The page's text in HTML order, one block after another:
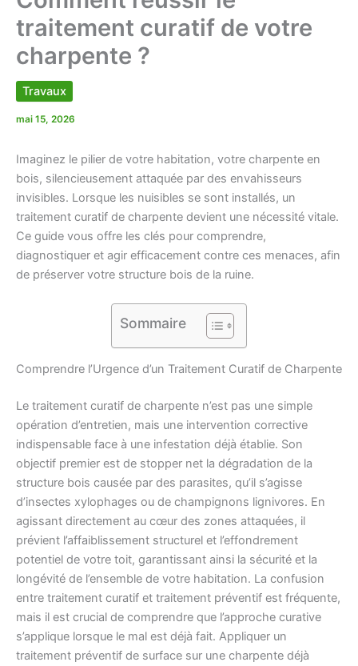
traitement curatif de votre
charpente ?
Travaux
mai 15, 2026
Imaginez le pilier de votre habitation, votre charpente en
bois, silencieusement attaquée par des envahisseurs
invisibles. Lorsque les nuisibles se sont installés, un
traitement curatif de charpente devient une nécessité vitale.
Ce guide vous offre les clés pour comprendre,
diagnostiquer et agir efficacement contre ces menaces, afin
de préserver votre structure bois de la ruine.
Sommaire
Comprendre l’Urgence d’un Traitement Curatif de Charpente
Le traitement curatif de charpente n’est pas une simple
opération d’entretien, mais une intervention corrective
indispensable face à une infestation déjà établie. Son
objectif premier est de stopper net la dégradation de la
structure bois causée par des parasites, qu’il s’agisse
d’insectes xylophages ou de champignons lignivores. En
agissant directement au cœur des zones attaquées, il
prévient l’affaiblissement structurel et l’effondrement
potentiel de votre toit, garantissant ainsi la sécurité et la
longévité de l’ensemble de votre habitation. La confusion
entre traitement curatif et traitement préventif est fréquente,
mais il est crucial de comprendre que l’approche curative
s’applique lorsque le mal est déjà fait. Appliquer un
traitement préventif de surface sur une charpente déjà